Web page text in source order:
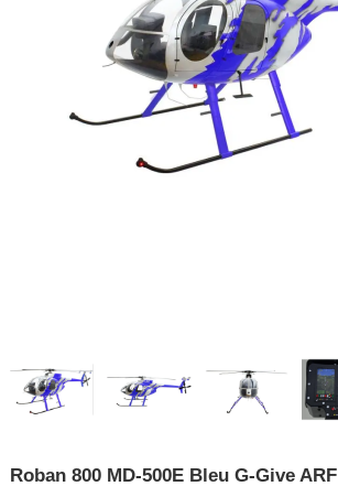
Roban 800 MD-500E Bleu G-Give ARF